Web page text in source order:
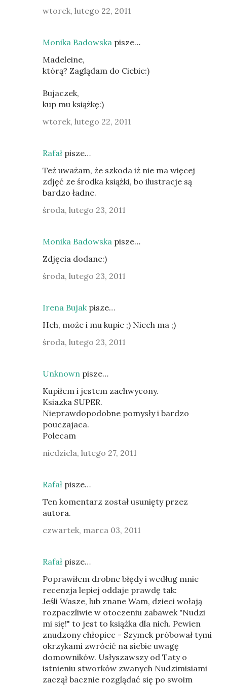
wtorek, lutego 22, 2011
Monika Badowska pisze…
Madeleine,
którą? Zaglądam do Ciebie:)
Bujaczek,
kup mu książkę:)
wtorek, lutego 22, 2011
Rafał pisze…
Też uważam, że szkoda iż nie ma więcej
zdjęć ze środka książki, bo ilustracje są
bardzo ładne.
środa, lutego 23, 2011
Monika Badowska pisze…
Zdjęcia dodane:)
środa, lutego 23, 2011
Irena Bujakpisze…
Heh, może i mu kupie ;) Niech ma ;)
środa, lutego 23, 2011
Unknown pisze…
Kupiłem i jestem zachwycony.
Ksiazka SUPER.
Nieprawdopodobne pomysły i bardzo
pouczajaca.
Polecam
niedziela, lutego 27, 2011
Rafał pisze…
Ten komentarz został usunięty przez
autora.
czwartek, marca 03, 2011
Rafał pisze…
Poprawiłem drobne błędy i według mnie
recenzja lepiej oddaje prawdę tak:
Jeśli Wasze, lub znane Wam, dzieci wołają
rozpaczliwie w otoczeniu zabawek "Nudzi
mi się!" to jest to książka dla nich. Pewien
znudzony chłopiec - Szymek próbował tymi
okrzykami zwrócić na siebie uwagę
domowników. Usłyszawszy od Taty o
istnieniu stworków zwanych Nudzimisiami
zaczął bacznie rozglądać się po swoim